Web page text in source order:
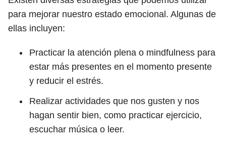
para mejorar nuestro estado emocional. Algunas de
ellas incluyen:
Practicar la atención plena o mindfulness para
estar más presentes en el momento presente
y reducir el estrés.
Realizar actividades que nos gusten y nos
hagan sentir bien, como practicar ejercicio,
escuchar música o leer.